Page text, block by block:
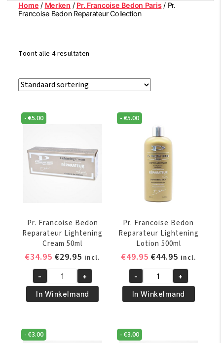
Home / Merken / Pr. Francoise Bedon Paris/ Pr.
Francoise Bedon Reparateur Collection
Toont alle 4 resultaten
-€5.00
Pr. Francoise Bedon
Reparateur Lightening
Cream 50ml
€34.95Oorspronkelijke
was:
€34.95.
€29.95 Huidige
prijs
is:
€29.95.
incl.
Pr.
Francoise
Bedon
Lightening
Cream
- +
In Winkelmand
-€5.00
Pr. Francoise Bedon
Reparateur Lightening
Lotion 500ml
€49.95 Oorspronkelijke
was:
€49.95.
€44.95Huidige
prijs
is:
€44.95.
incl.
Pr.
Francoise
Bedon
Lightening
Lotion
- +
In Winkelmand
-€3.00 -€3.00